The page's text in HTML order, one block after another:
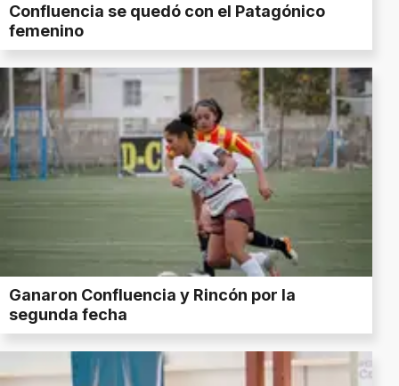
Confluencia se quedó con el Patagónico
femenino
Ganaron Confluencia y Rincón por la
segunda fecha